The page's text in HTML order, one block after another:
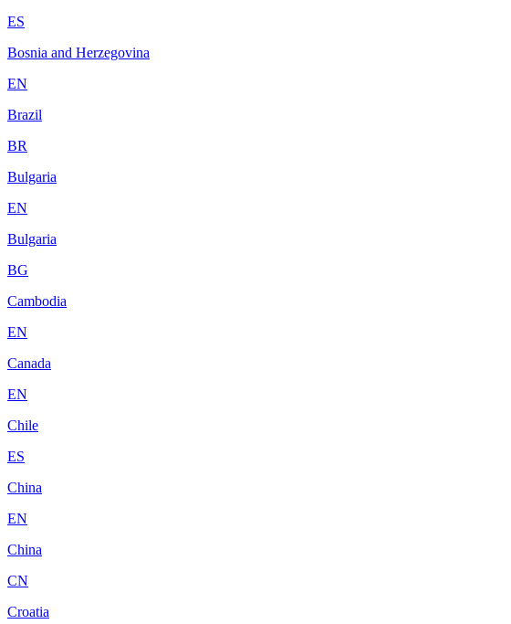
ES
Bosnia and Herzegovina
EN
Brazil
BR
Bulgaria
EN
Bulgaria
BG
Cambodia
EN
Canada
EN
Chile
ES
China
EN
China
CN
Croatia